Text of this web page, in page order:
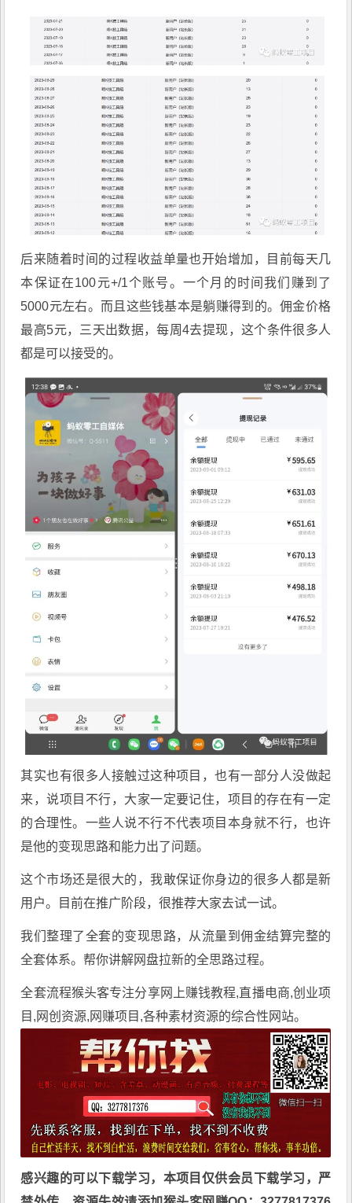
后来随着时间的过程收益单量也开始增加，目前每天几
本保证在100元+/1个账号。一个月的时间我们赚到了
5000元左右。而且这些钱基本是躺赚得到的。佣金价格
最高5元，三天出数据，每周4去提现，这个条件很多人
都是可以接受的。
其实也有很多人接触过这种项目，也有一部分人没做起
来，说项目不行，大家一定要记住，项目的存在有一定
的合理性。一些人说不行不代表项目本身就不行，也许
是他的变现思路和能力出了问题。
这个市场还是很大的，我敢保证你身边的很多人都是新
用户。目前在推广阶段，很推荐大家去试一试。
我们整理了全套的变现思路，从流量到佣金结算完整的
全套体系。帮你讲解网盘拉新的全思路过程。
全套流程猴头客专注分享网上赚钱教程,直播电商,创业项
目,网创资源, 网赚项目 ,各种素材资源的综合性网站。
感兴趣的可以下载学习，本项目仅供会员下载学习，严